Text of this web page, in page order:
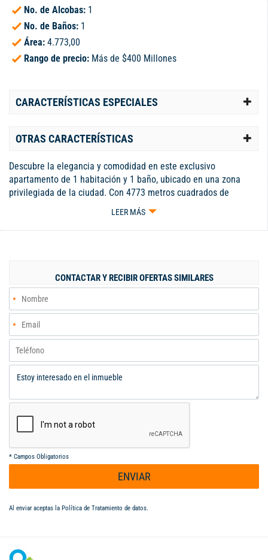
No. de Alcobas: 1
No. de Baños: 1
Área: 4.773,00
Rango de precio: Más de $400 Millones
CARACTERÍSTICAS ESPECIALES
OTRAS CARACTERÍSTICAS
Descubre la elegancia y comodidad en este exclusivo
apartamento de 1 habitación y 1 baño, ubicado en una zona
privilegiada de la ciudad. Con 4773 metros cuadrados de
espacio, este inmueble ofrece un ambiente acogedor y
moderno, ideal para quienes buscan un estilo de vida
sofisticado. Disfruta de amplios espacios, acabados de alta
LEER MÁS
CONTACTAR Y RECIBIR OFERTAS SIMILARES
* Campos Obligatorios
ENVIAR
Al enviar aceptas la Política de Tratamiento de datos.